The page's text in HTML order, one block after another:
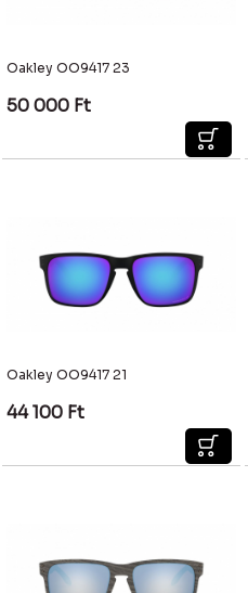
Oakley OO9417 23
50 000 Ft
Oakley OO9417 21
44 100 Ft